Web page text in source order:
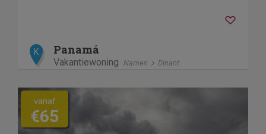
K Panamá
Vakantiewoning Namen Dinant
vanaf
€65